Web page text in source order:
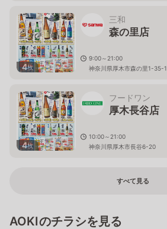
4枚
三和
森の里店
9:00～21:00
神奈川県厚木市森の里1-35-1
4枚
フードワン
厚木長谷店
10:00～21:00
神奈川県厚木市長谷6-20
すべて見る
AOKIのチラシを見る